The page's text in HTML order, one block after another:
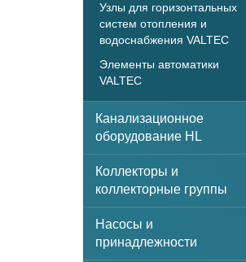
Узлы для горизонтальных
систем отопления и
водоснабжения VALTEC
Элементы автоматики
VALTEC
Канализационное
оборудование HL
Коллекторы и
коллекторные группы
Насосы и
принадлежности